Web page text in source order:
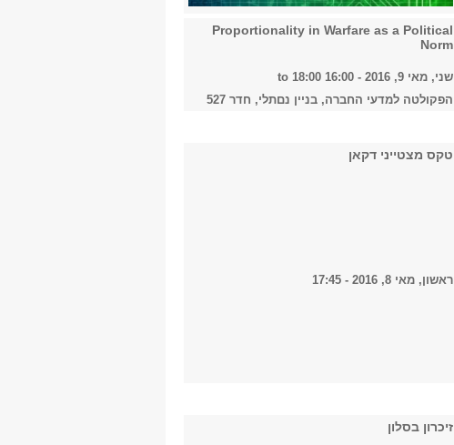
2023
2024
2026
Proportionality in Warfare as a Political
Norm
שני, מאי 9, 2016 - 16:00
to
18:00
הפקולטה למדעי החברה, בניין נםתלי, חדר 527
טקס מצטייני דקאן
ראשון, מאי 8, 2016 - 17:45
זיכרון בסלון